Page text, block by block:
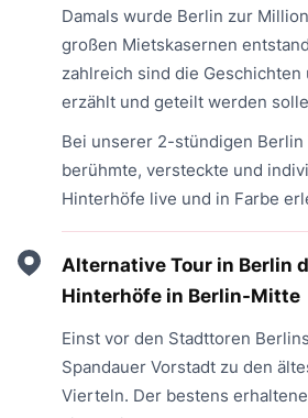
Damals wurde Berlin zur
großen Mietskasernen
zahlreich sind die Geschichten
erzählt und geteilt werden
Bei unserer 2-stündigen
berühmte, versteckte und
Hinterhöfe live und in Farbe
Alternative Tour in Berlin
Hinterhöfe in Berlin-Mitte
Einst vor den Stadttoren
Spandauer Vorstadt zu den
Vierteln. Der bestens